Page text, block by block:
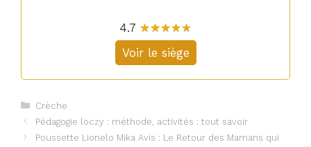
4.7 ☆☆☆☆☆
★★★★★
Voir le siège
Catégories
Crèche
Pédagogie loczy : méthode, activités : tout savoir
Poussette Lionelo Mika Avis : Le Retour des Mamans qui